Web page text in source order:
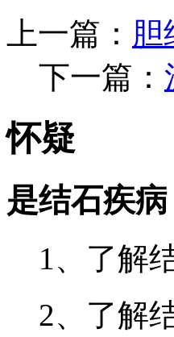
上一篇： 胆
下一篇：
怀疑
是结石疾病
1、了解
2、了解